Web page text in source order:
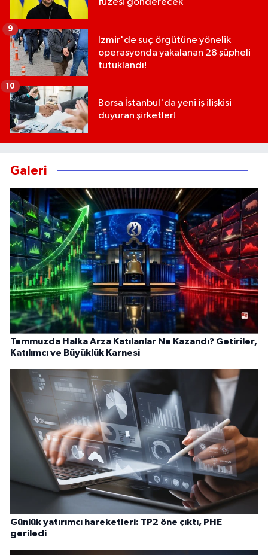
füzesi gönderecek
İzmir'de suç örgütüne yönelik
operasyonda yakalanan 28 şüpheli
tutuklandı!
9
Borsa İstanbul'da yeni iş ilişkisi
duyuran şirketler!
10
Galeri
Temmuzda Halka Arza Katılanlar Ne Kazandı? Getiriler,
Katılımcı ve Büyüklük Karnesi
Günlük yatırımcı hareketleri: TP2 öne çıktı, PHE
geriledi